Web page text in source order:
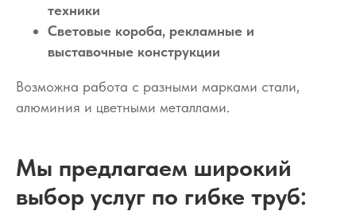
техники
Световые короба, рекламные и
выставочные конструкции
Возможна работа с разными марками стали,
алюминия и цветными металлами.
Мы предлагаем широкий
выбор услуг по гибке труб: